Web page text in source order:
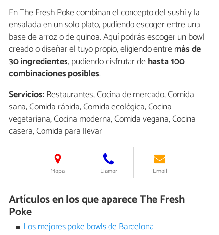
En The Fresh Poke combinan el concepto del sushi y la
ensalada en un solo plato, pudiendo escoger entre una
base de arroz o de quinoa. Aquí podrás escoger un bowl
creado o diseñar el tuyo propio, eligiendo entremás de
30 ingredientes, pudiendo disfrutar dehasta 100
combinaciones posibles.
Servicios:Restaurantes, Cocina de mercado, Comida
sana, Comida rápida, Comida ecológica, Cocina
vegetariana, Cocina moderna, Comida vegana, Cocina
casera, Comida para llevar
Mapa Llamar Email
Artículos en los que aparece The Fresh
Poke
Los mejores poke bowls de Barcelona